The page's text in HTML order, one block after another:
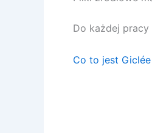
Do każdej
Co to jest